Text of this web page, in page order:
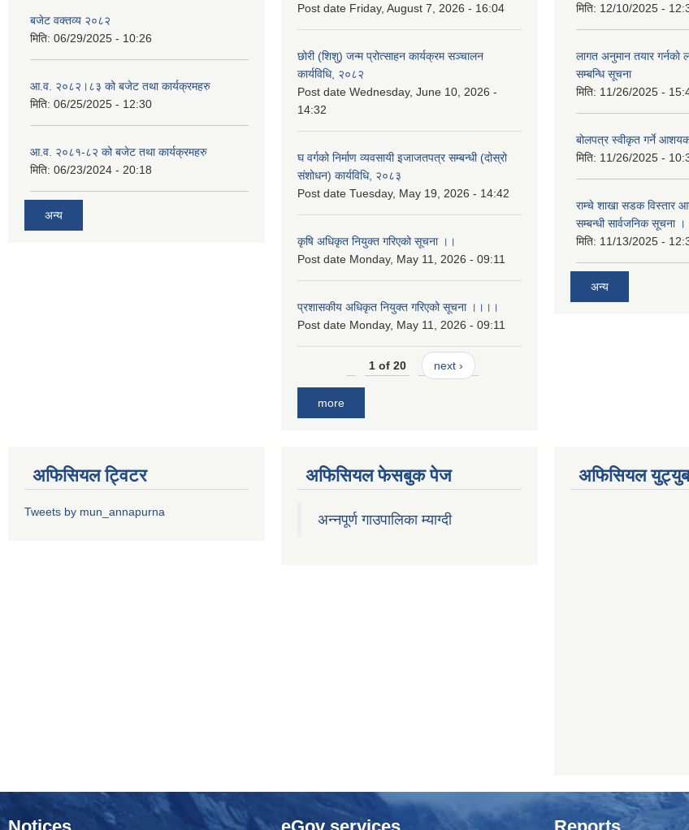
बजेट वक्तव्य २०८२
मिति: 06/29/2025 - 10:26
आ.व. २०८२।८३ को बजेट तथा कार्यक्रमहरु
मिति: 06/25/2025 - 12:30
आ.व. २०८१-८२ को बजेट तथा कार्यक्रमहरु
मिति: 06/23/2024 - 20:18
अन्य
Post date Friday, August 7, 2026 - 16:04
छोरी (शिशु) जन्म प्रोत्साहन कार्यक्रम सञ्चालन
कार्यविधि, २०८२
Post date Wednesday, June 10, 2026 -
14:32
घ वर्गको निर्माण व्यवसायी इजाजतपत्र सम्बन्धी (दोस्रो
संशोधन) कार्यविधि, २०८३
Post date Tuesday, May 19, 2026 - 14:42
कृषि अधिकृत नियुक्त गरिएको सूचना ।।
Post date Monday, May 11, 2026 - 09:11
प्रशासकीय अधिकृत नियुक्त गरिएको सूचना ।।।।
Post date Monday, May 11, 2026 - 09:11
1 of 20 next ›
more
मिति: 12/10/2025 -
लागत अनुमान तयार गर्नकाे
सम्बन्धि सूचना
मिति: 11/26/2025 -
बोलपत्र स्वीकृत गर्ने
मिति: 11/26/2025 -
राम्चे शाखा सडक विस्तार
सम्बन्धी सार्वजनिक सूचना ।
मिति: 11/13/2025 -
अन्य
अफिसियल ट्विटर
Tweets by mun_annapurna
अफिसियल फेसबुक पेज
अन्नपूर्ण गाउपालिका म्याग्दी
अफिसियल